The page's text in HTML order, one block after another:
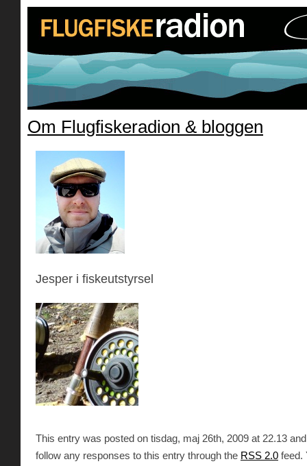
Om Flugfiskeradion & bloggen
Jesper i fiskeutstyrsel
This entry was posted on tisdag, maj 26th, 2009 at 22.13
follow any responses to this entry through the RSS 2.0 feed.